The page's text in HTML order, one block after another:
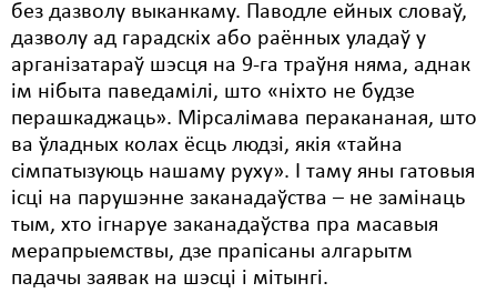
без дазволу выканкаму. Паводле ейных словаў,
дазволу ад гарадскіх або раённых уладаў у
арганізатараў шэсця на 9-га траўня няма, аднак
ім нібыта паведамілі, што «ніхто не будзе
перашкаджаць». Мірсалімава перакананая, што
ва ўладных колах ёсць людзі, якія «тайна
сімпатызуюць нашаму руху». І таму яны гатовыя
ісці на парушэнне заканадаўства – не замінаць
тым, хто ігнаруе заканадаўства пра масавыя
мерапрыемствы, дзе прапісаны алгарытм
падачы заявак на шэсці і мітынгі.